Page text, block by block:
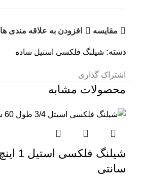
مقایسه افزودن به علاقه مندی ها
دسته: شیلنگ فلکسی استیل ساده
اشتراک گذاری
محصولات مشابه
سانتی